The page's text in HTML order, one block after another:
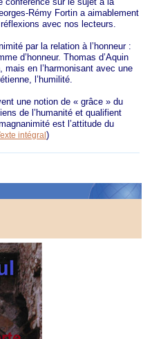
Rémy Fortin a aimablement
avec nos lecteurs.
par la relation à l’honneur :
d’honneur. Thomas d’Aquin
mais en l’harmonisant avec une
l’humilité.
une notion de « grâce » du
de l’humanité et qualifient
est l’attitude du
intégral)